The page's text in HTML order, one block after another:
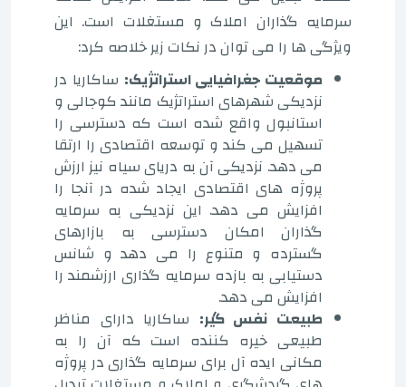
سرمایه گذاران املاک و مستغلات است. این
ویژگی ها را می توان در نکات زیر خلاصه کرد:
موقعیت جغرافیایی استراتژیک: ساکاریا در
نزدیکی شهرهای استراتژیک مانند کوجالی و
استانبول واقع شده است که دسترسی را
تسهیل می کند و توسعه اقتصادی را ارتقا
می دهد. نزدیکی آن به دریای سیاه نیز ارزش
پروژه های اقتصادی ایجاد شده در آنجا را
افزایش می دهد. این نزدیکی به سرمایه
گذاران امکان دسترسی به بازارهای
گسترده و متنوع را می دهد و شانس
دستیابی به بازده سرمایه گذاری ارزشمند را
افزایش می دهد.
طبیعت نفس گیر: ساکاریا دارای مناظر
طبیعی خیره کننده است که آن را به
مکانی ایده آل برای سرمایه گذاری در پروژه